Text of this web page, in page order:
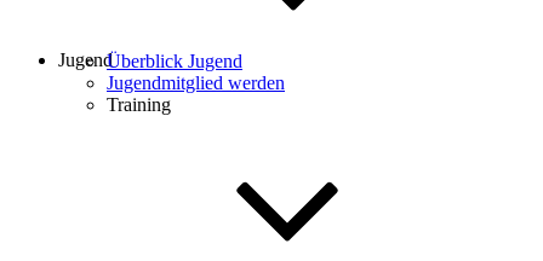
JugendÜberblick Jugend
Jugendmitglied werden
Training